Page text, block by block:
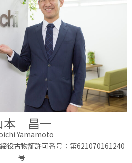
本 昌一
Yamamoto
古物証許可番号：第621070161240
号